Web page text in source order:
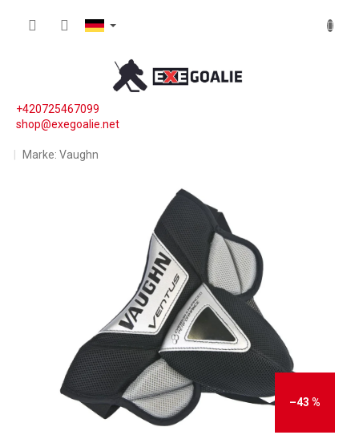
+420725467099
shop@exegoalie.net
Marke: Vaughn
–43 %